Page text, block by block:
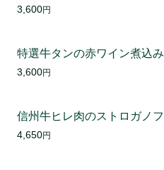
3,600円
特選牛タンの赤ワイン煮込
3,600円
信州牛ヒレ肉のストロガ
4,650円